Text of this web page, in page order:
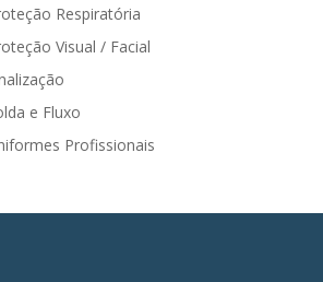
Respiratória
Visual / Facial
e Fluxo
Profissionais